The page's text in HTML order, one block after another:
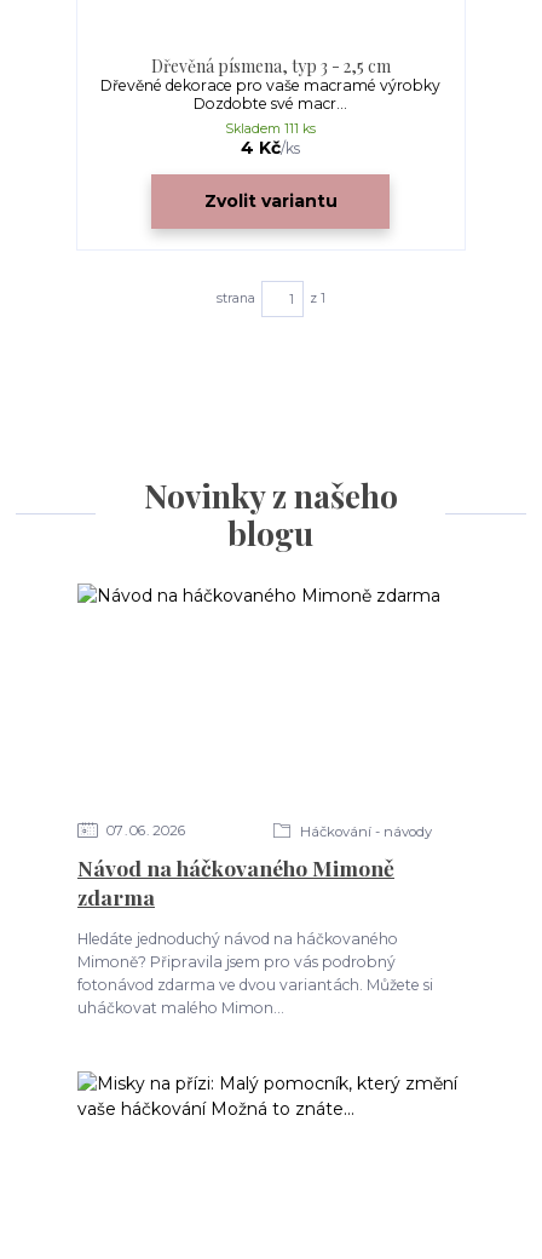
Dřevěná písmena, typ 3 - 2,5 cm
Dřevěné dekorace pro vaše macramé výrobky
Dozdobte své macr...
4 Kč/ks
Skladem 111 ks
Zvolit variantu
strana z 1
Novinky z našeho
blogu
07 06 2026 Háčkování - návody
Návod na háčkovaného Mimoně
zdarma
Hledáte jednoduchý návod na háčkovaného
Mimoně? Připravila jsem pro vás podrobný
fotonávod zdarma ve dvou variantách. Můžete si
uháčkovat malého Mimon...